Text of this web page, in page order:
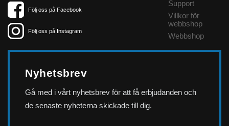
Support
Villkor för
webbshop
Webbshop
Följ oss på Facebook
Följ oss på Instagram
Nyhetsbrev
Gå med i vårt nyhetsbrev för att få erbjudanden och
de senaste nyheterna skickade till dig.